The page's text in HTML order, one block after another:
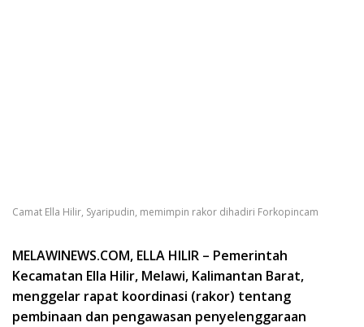
Camat Ella Hilir, Syaripudin, memimpin rakor dihadiri Forkopincam
MELAWINEWS.COM, ELLA HILIR – Pemerintah
Kecamatan Ella Hilir, Melawi, Kalimantan Barat,
menggelar rapat koordinasi (rakor) tentang
pembinaan dan pengawasan penyelenggaraan